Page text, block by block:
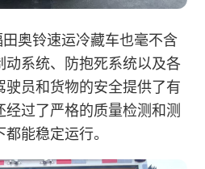
奥铃速运冷藏车也毫不含
动系统、防抱死系统以及各
驶员和货物的安全提供了有
过了严格的质量检测和测
能稳定运行。